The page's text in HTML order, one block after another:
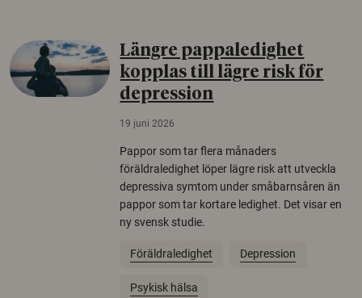
Längre pappaledighet
kopplas till lägre risk för
depression
19 juni 2026
Pappor som tar flera månaders
föräldraledighet löper lägre risk att utveckla
depressiva symtom under småbarnsåren än
pappor som tar kortare ledighet. Det visar en
ny svensk studie.
Föräldraledighet Depression
Psykisk hälsa